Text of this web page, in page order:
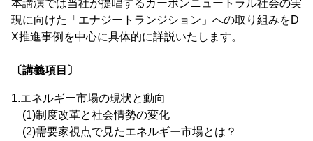
本講演では当社が提唱するカーボンニュートラル社会の実
現に向けた「エナジートランジション」への取り組みをD
X推進事例を中心に具体的に詳説いたします。
〔講義項目〕
1.エネルギー市場の現状と動向
(1)制度改革と社会情勢の変化
(2)需要家視点で見たエネルギー市場とは？